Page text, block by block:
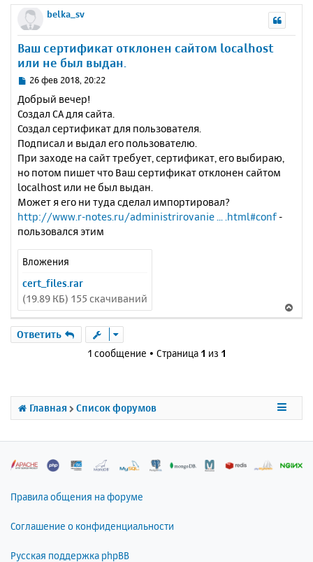
belka_sv
Ваш сертификат отклонен сайтом localhost
или не был выдан.
С
о
б
щ
е
н
е
26 фев 2018, 20:22
Добрый вечер!
Создал CA для сайта.
Создал сертификат для пользователя.
Подписал и выдал его пользователю.
При заходе на сайт требует, сертификат, его выбираю,
но потом пишет что Ваш сертификат отклонен сайтом
localhost или не был выдан.
Может я его ни туда сделал импортировал?
http://www.r-notes.ru/administrirovanie ... .html#conf-
пользовался этим
Вложения
cert_files.rar
(19.89 КБ) 155 скачиваний
е
с
н
ч
Ответить
1 сообщение • Страница 1 из 1
Главная Список форумов
Правила общения на форуме
Соглашение о конфиденциальности
Русская поддержка phpBB